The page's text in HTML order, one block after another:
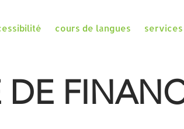
services
cours de langues